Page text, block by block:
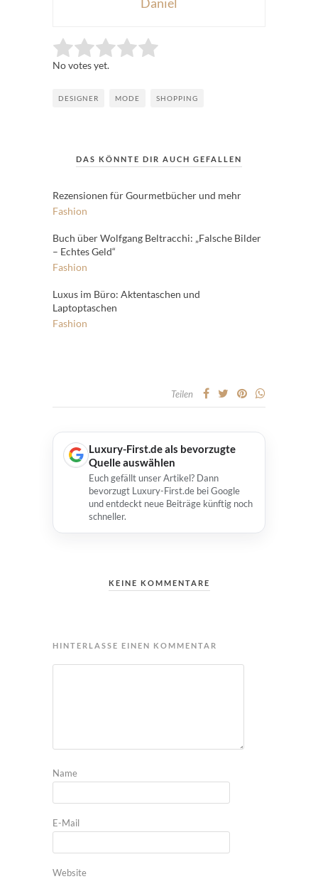
Rate this item: Submit Rating
No votes yet.
DESIGNER MODE SHOPPING
DAS KÖNNTE DIR AUCH GEFALLEN
Rezensionen für Gourmetbücher und mehr
Fashion
Buch über Wolfgang Beltracchi: „Falsche Bilder
– Echtes Geld“
Fashion
Luxus im Büro: Aktentaschen und
Laptoptaschen
Fashion
Teilen
Luxury-First.de als bevorzugte
Quelle auswählen
Euch gefällt unser Artikel? Dann
bevorzugt Luxury-First.de bei Google
und entdeckt neue Beiträge künftig noch
schneller.
KEINE KOMMENTARE
HINTERLASSE EINEN KOMMENTAR
Name
E-Mail
Website